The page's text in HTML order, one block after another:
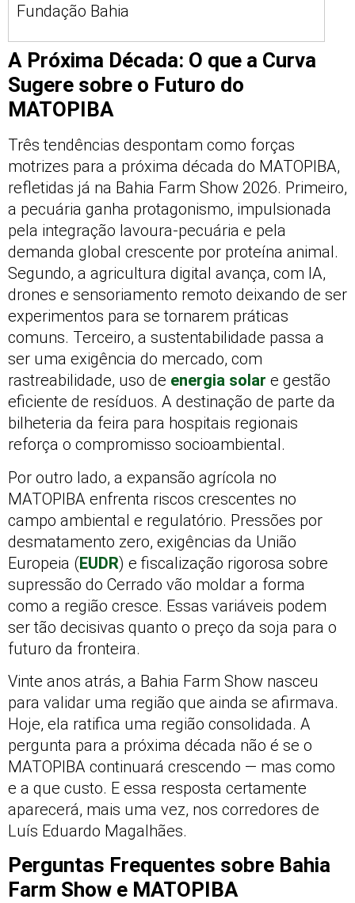
Fundação Bahia
A Próxima Década: O que a Curva
Sugere sobre o Futuro do
MATOPIBA
Três tendências despontam como forças
motrizes para a próxima década do MATOPIBA,
refletidas já na Bahia Farm Show 2026. Primeiro,
a pecuária ganha protagonismo, impulsionada
pela integração lavoura-pecuária e pela
demanda global crescente por proteína animal.
Segundo, a agricultura digital avança, com IA,
drones e sensoriamento remoto deixando de ser
experimentos para se tornarem práticas
comuns. Terceiro, a sustentabilidade passa a
ser uma exigência do mercado, com
rastreabilidade, uso de energia solar e gestão
eficiente de resíduos. A destinação de parte da
bilheteria da feira para hospitais regionais
reforça o compromisso socioambiental.
Por outro lado, a expansão agrícola no
MATOPIBA enfrenta riscos crescentes no
campo ambiental e regulatório. Pressões por
desmatamento zero, exigências da União
Europeia (EUDR) e fiscalização rigorosa sobre
supressão do Cerrado vão moldar a forma
como a região cresce. Essas variáveis podem
ser tão decisivas quanto o preço da soja para o
futuro da fronteira.
Vinte anos atrás, a Bahia Farm Show nasceu
para validar uma região que ainda se afirmava.
Hoje, ela ratifica uma região consolidada. A
pergunta para a próxima década não é se o
MATOPIBA continuará crescendo — mas como
e a que custo. E essa resposta certamente
aparecerá, mais uma vez, nos corredores de
Luís Eduardo Magalhães.
Perguntas Frequentes sobre Bahia
Farm Show e MATOPIBA